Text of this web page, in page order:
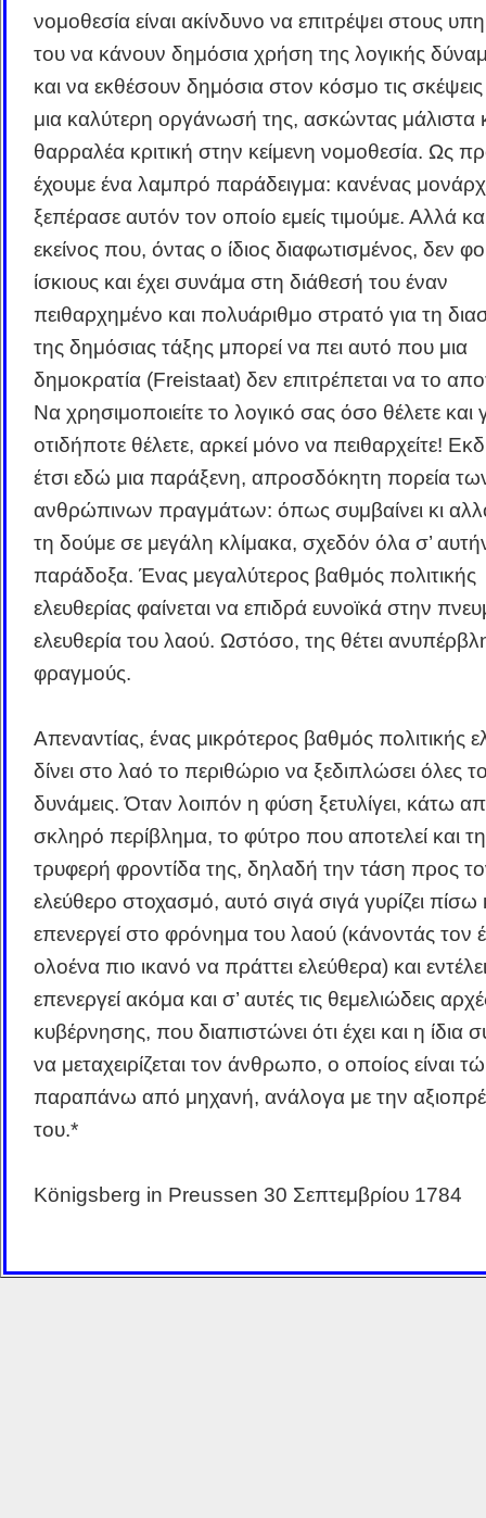
νομοθεσία είναι ακίνδυνο να επιτρέψει στους
του να κάνουν δημόσια χρήση της λογικής
και να εκθέσουν δημόσια στον κόσμο τις σκέψεις
μια καλύτερη οργάνωσή της, ασκώντας μάλιστα
θαρραλέα κριτική στην κείμενη νομοθεσία. Ως
έχουμε ένα λαμπρό παράδειγμα: κανένας
ξεπέρασε αυτόν τον οποίο εμείς τιμούμε. Αλλά
εκείνος που, όντας ο ίδιος διαφωτισμένος, δεν
ίσκιους και έχει συνάμα στη διάθεσή του έναν
πειθαρχημένο και πολυάριθμο στρατό για τη
της δημόσιας τάξης μπορεί να πει αυτό που μια
δημοκρατία (Freistaat) δεν επιτρέπεται να το
Να χρησιμοποιείτε το λογικό σας όσο θέλετε και
οτιδήποτε θέλετε, αρκεί μόνο να πειθαρχείτε!
έτσι εδώ μια παράξενη, απροσδόκητη πορεία
ανθρώπινων πραγμάτων: όπως συμβαίνει κι
τη δούμε σε μεγάλη κλίμακα, σχεδόν όλα σ’ αυτήν
παράδοξα. Ένας μεγαλύτερος βαθμός πολιτικής
ελευθερίας φαίνεται να επιδρά ευνοϊκά στην
ελευθερία του λαού. Ωστόσο, της θέτει
φραγμούς.
Απεναντίας, ένας μικρότερος βαθμός πολιτικής
δίνει στο λαό το περιθώριο να ξεδιπλώσει όλες
δυνάμεις. Όταν λοιπόν η φύση ξετυλίγει, κάτω
σκληρό περίβλημα, το φύτρο που αποτελεί και
τρυφερή φροντίδα της, δηλαδή την τάση προς
ελεύθερο στοχασμό, αυτό σιγά σιγά γυρίζει πίσω
επενεργεί στο φρόνημα του λαού (κάνοντάς τον
ολοένα πιο ικανό να πράττει ελεύθερα) και εντέλει
επενεργεί ακόμα και σ’ αυτές τις θεμελιώδεις
κυβέρνησης, που διαπιστώνει ότι έχει και η ίδια
να μεταχειρίζεται τον άνθρωπο, ο οποίος είναι
παραπάνω από μηχανή, ανάλογα με την
του.*
Königsberg in Preussen 30 Σεπτεμβρίου 1784